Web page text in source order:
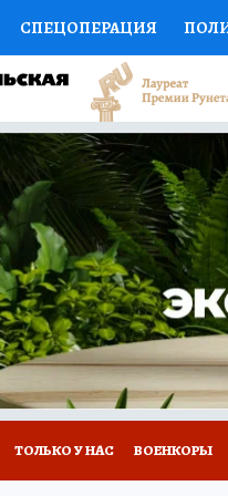
СПЕЦОПЕРАЦИЯ
НАУКА СПОРТ
ДОКТОР
ПРОГНОЗЫ НА СПОРТ
НЕДВИЖИМОСТЬ
ТЕСТЫ НОВОЕ
ТОЛЬКО У НАС ВОЕНКОРЫ